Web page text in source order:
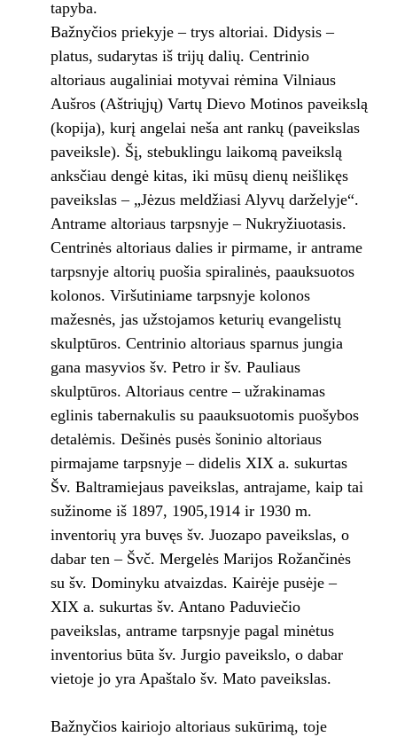
tapyba.
Bažnyčios priekyje – trys altoriai. Didysis –
platus, sudarytas iš trijų dalių. Centrinio
altoriaus augaliniai motyvai rėmina Vilniaus
Aušros (Aštriųjų) Vartų Dievo Motinos paveikslą
(kopija), kurį angelai neša ant rankų (paveikslas
paveiksle). Šį, stebuklingu laikomą paveikslą
anksčiau dengė kitas, iki mūsų dienų neišlikęs
paveikslas – „Jėzus meldžiasi Alyvų darželyje“.
Antrame altoriaus tarpsnyje – Nukryžiuotasis.
Centrinės altoriaus dalies ir pirmame, ir antrame
tarpsnyje altorių puošia spiralinės, paauksuotos
kolonos. Viršutiniame tarpsnyje kolonos
mažesnės, jas užstojamos keturių evangelistų
skulptūros. Centrinio altoriaus sparnus jungia
gana masyvios šv. Petro ir šv. Pauliaus
skulptūros. Altoriaus centre – užrakinamas
eglinis tabernakulis su paauksuotomis puošybos
detalėmis. Dešinės pusės šoninio altoriaus
pirmajame tarpsnyje – didelis XIX a. sukurtas
Šv. Baltramiejaus paveikslas, antrajame, kaip tai
sužinome iš 1897, 1905,1914 ir 1930 m.
inventorių yra buvęs šv. Juozapo paveikslas, o
dabar ten – Švč. Mergelės Marijos Rožančinės
su šv. Dominyku atvaizdas. Kairėje pusėje –
XIX a. sukurtas šv. Antano Paduviečio
paveikslas, antrame tarpsnyje pagal minėtus
inventorius būta šv. Jurgio paveikslo, o dabar
vietoje jo yra Apaštalo šv. Mato paveikslas.
Bažnyčios kairiojo altoriaus sukūrimą, toje